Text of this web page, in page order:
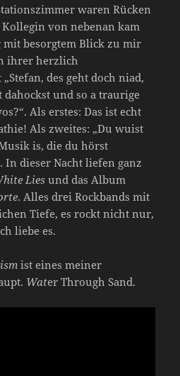
waren Rücken
von nebenan kam
mit besorgtem Blick zu mir
ihrer herzlich
des geht doch niad,
dahockst und so a traurige
Als erstes: Das ist echt
Als zweites: „Du wuist
is, die du hörst
In dieser Nacht liefen ganz
Liesund das Album
. Alles drei Rockbands mit
Tiefe, es rockt nicht nur,
liebe es.
ist eines meiner
Water Through Sand.